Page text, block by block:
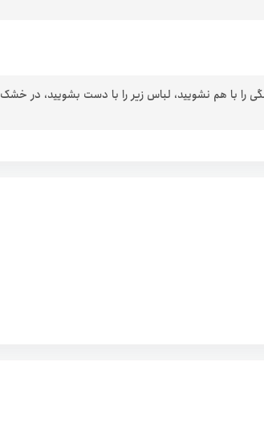
را با هم نشویید، لباس زیر را با دست بشویید، در خشک